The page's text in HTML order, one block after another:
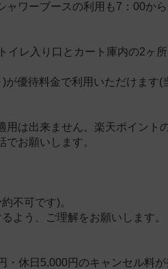
ワーブースの利用も7：00から
レ入り口とカート庫内の2ヶ所
優待料金で利用いただけます(
は出来ません。楽天ポイント
お願いします。
不可です)。
よう、ご理解をお願いします。
休日5,000円のキャンセル料が